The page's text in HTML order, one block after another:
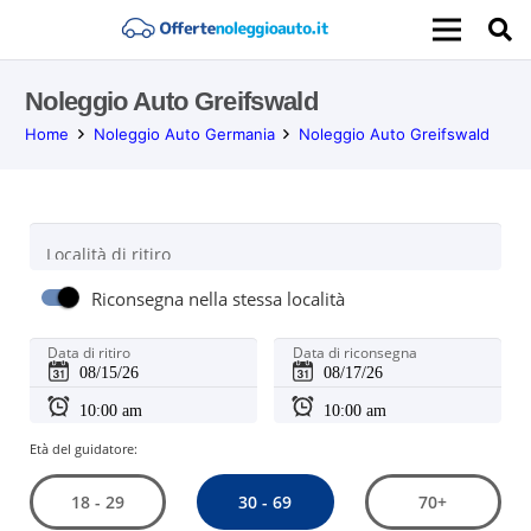
Noleggio Auto Greifswald
Home Noleggio Auto Germania Noleggio Auto Greifswald
Località di ritiro
Riconsegna nella stessa località
Data di ritiro Data di riconsegna
Età del guidatore:
18 - 29 30 - 69 70+